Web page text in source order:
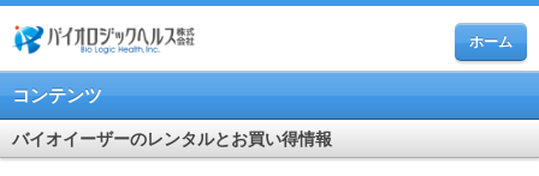
ホーム
コンテンツ
バイオイーザーのレンタルとお買い得情報